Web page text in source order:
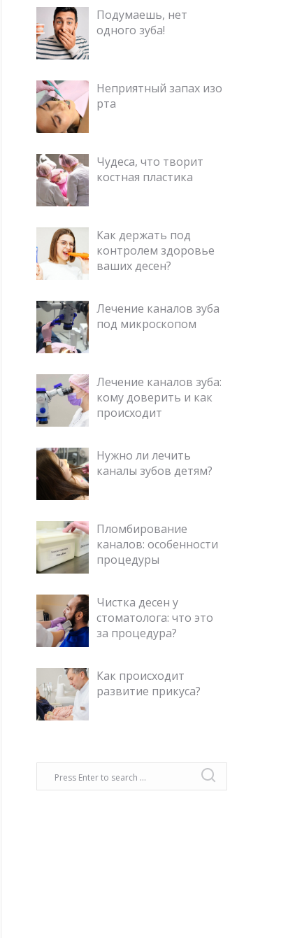
Подумаешь, нет
одного зуба!
Неприятный запах изо
рта
Чудеса, что творит
костная пластика
Как держать под
контролем здоровье
ваших десен?
Лечение каналов зуба
под микроскопом
Лечение каналов зуба:
кому доверить и как
происходит
Нужно ли лечить
каналы зубов детям?
Пломбирование
каналов: особенности
процедуры
Чистка десен у
стоматолога: что это
за процедура?
Как происходит
развитие прикуса?